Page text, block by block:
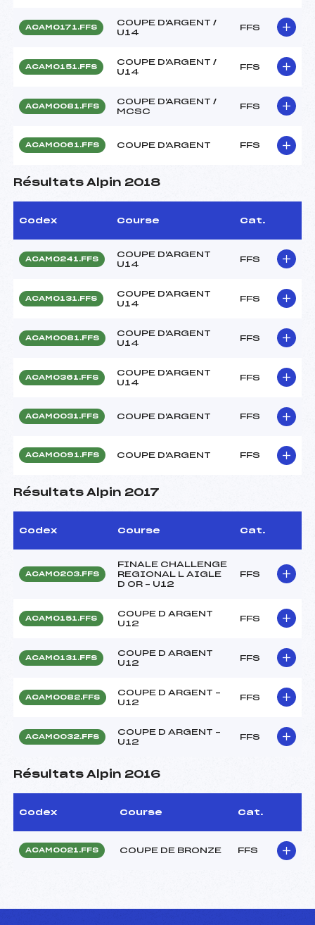
ACAM0171.FFS
COUPE D'ARGENT /
U14
FFS
ACAM0151.FFS
COUPE D'ARGENT /
U14
FFS
ACAM0081.FFS
COUPE D'ARGENT /
MCSC
FFS
ACAM0061.FFS COUPE D'ARGENT FFS
Résultats Alpin 2018
Codex Course Cat.
ACAM0241.FFS
COUPE D'ARGENT
U14
FFS
ACAM0131.FFS
COUPE D'ARGENT
U14
FFS
ACAM0081.FFS
COUPE D'ARGENT
U14
FFS
ACAM0361.FFS
COUPE D'ARGENT
U14
FFS
ACAM0031.FFS COUPE D'ARGENT FFS
ACAM0091.FFS COUPE D'ARGENT FFS
Résultats Alpin 2017
Codex Course Cat.
ACAM0203.FFS
FINALE CHALLENGE
REGIONAL L AIGLE
D OR – U12
FFS
ACAM0151.FFS
COUPE D ARGENT
U12
FFS
ACAM0131.FFS
COUPE D ARGENT
U12
FFS
ACAM0082.FFS
COUPE D ARGENT –
U12
FFS
ACAM0032.FFS
COUPE D ARGENT –
U12
FFS
Résultats Alpin 2016
Codex Course Cat.
ACAM0021.FFS COUPE DE BRONZE FFS